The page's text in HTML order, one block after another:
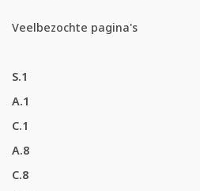
Veelbezochte pagina's
S.1
A.1
C.1
A.8
C.8